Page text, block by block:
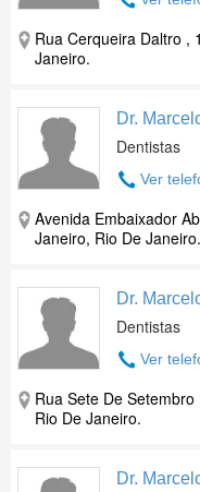
Rua Cerqueira Daltro ,
Janeiro.
Dr.
Dentistas
Ver
Avenida Embaixador
Janeiro, Rio De Janeiro.
Dr.
Dentistas
Ver
Rua Sete De
Rio De Janeiro.
Dr.